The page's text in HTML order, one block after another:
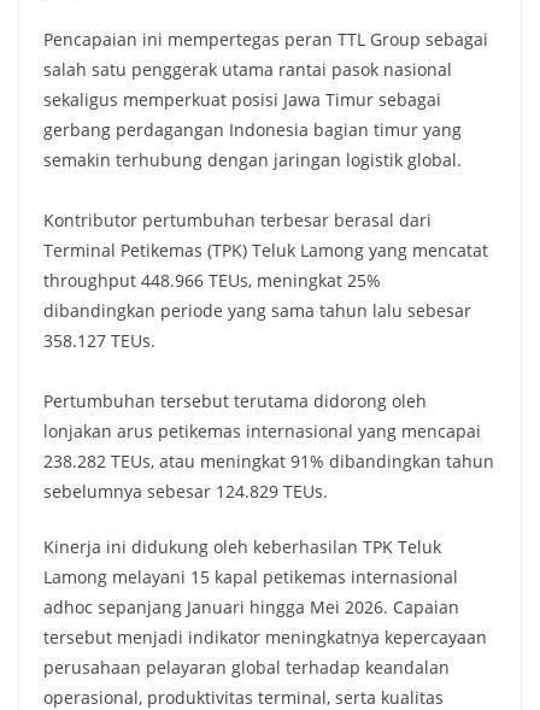
Pencapaian ini mempertegas peran TTL Group sebagai
salah satu penggerak utama rantai pasok nasional
sekaligus memperkuat posisi Jawa Timur sebagai
gerbang perdagangan Indonesia bagian timur yang
semakin terhubung dengan jaringan logistik global.
Kontributor pertumbuhan terbesar berasal dari
Terminal Petikemas (TPK) Teluk Lamong yang mencatat
throughput 448.966 TEUs, meningkat 25%
dibandingkan periode yang sama tahun lalu sebesar
358.127 TEUs.
Pertumbuhan tersebut terutama didorong oleh
lonjakan arus petikemas internasional yang mencapai
238.282 TEUs, atau meningkat 91% dibandingkan tahun
sebelumnya sebesar 124.829 TEUs.
Kinerja ini didukung oleh keberhasilan TPK Teluk
Lamong melayani 15 kapal petikemas internasional
adhoc sepanjang Januari hingga Mei 2026. Capaian
tersebut menjadi indikator meningkatnya kepercayaan
perusahaan pelayaran global terhadap keandalan
operasional, produktivitas terminal, serta kualitas